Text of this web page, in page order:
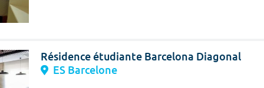
Résidence étudiante Barcelona Diagonal
ES Barcelone